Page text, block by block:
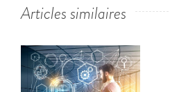
Articles similaires